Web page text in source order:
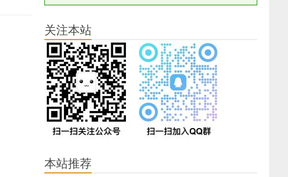
关注本站
本站推荐